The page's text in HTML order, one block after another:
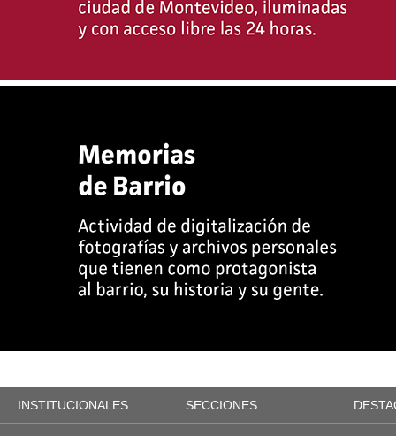
INSTITUCIONALES SECCIONES